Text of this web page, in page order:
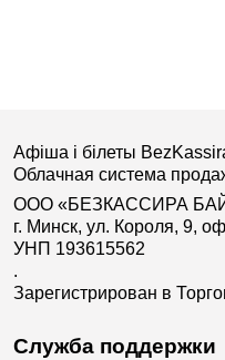
Афіша і білеты
Облачная система
ООО «БЕЗКАССИРА
г. Минск, ул. Короля, 9,
УНП 193615562
.
Зарегистрирован в
Служба поддержки